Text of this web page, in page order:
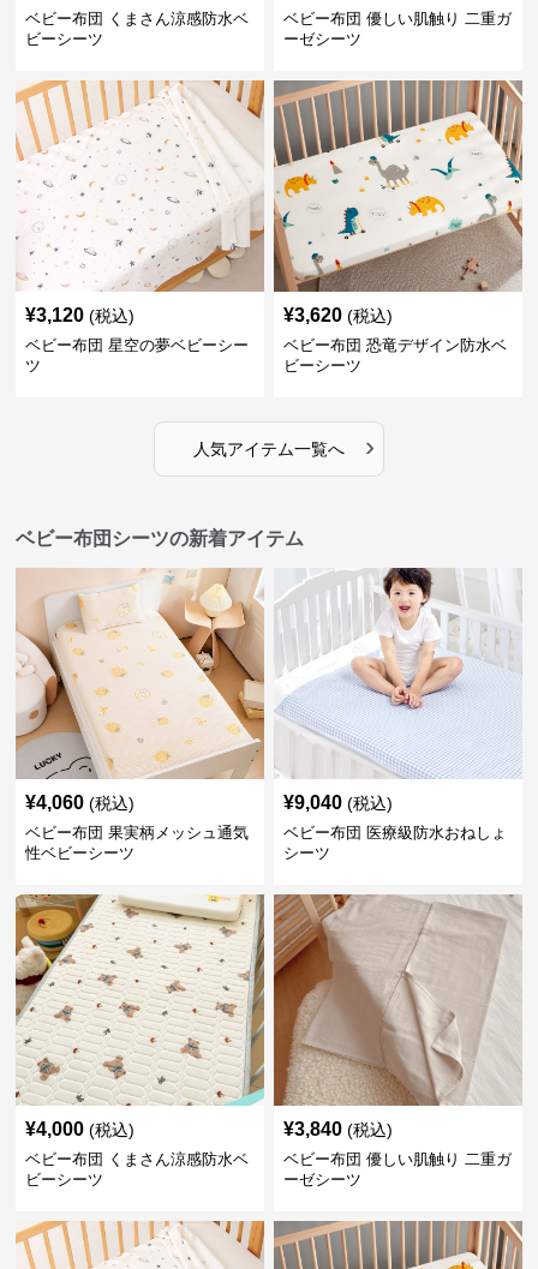
ベビー布団 くまさん涼感防水ベ
ビーシーツ
ベビー布団 優しい肌触り 二重ガ
ーゼシーツ
¥3,120 (税込)
ベビー布団 星空の夢ベビーシー
ツ
¥3,620 (税込)
ベビー布団 恐竜デザイン防水ベ
ビーシーツ
人気アイテム一覧へ ›
ベビー布団シーツの新着アイテム
¥4,060 (税込)
ベビー布団 果実柄メッシュ通気
性ベビーシーツ
¥9,040 (税込)
ベビー布団 医療級防水おねしょ
シーツ
¥4,000 (税込)
ベビー布団 くまさん涼感防水ベ
ビーシーツ
¥3,840 (税込)
ベビー布団 優しい肌触り 二重ガ
ーゼシーツ